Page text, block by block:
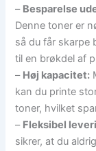
– Besparelse
Denne toner er
så du får skarpe
til en brøkdel af
– Høj kapacitet:
kan du printe
toner, hvilket
– Fleksibel
sikrer, at du